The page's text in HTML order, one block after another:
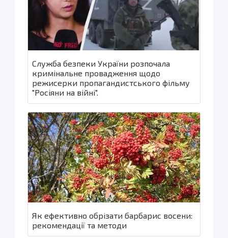
Служба безпеки України розпочала
кримінальне провадження щодо
режисерки пропагандистського фільму
"Росіяни на війні".
Як ефективно обрізати барбарис восени:
рекомендації та методи